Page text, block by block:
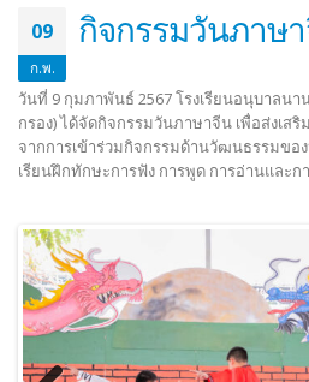
09
ก.พ.
กิจกรรมวันภาษ
วันที่ 9 กุมภาพันธ์ 2567 โรงเรียนอนุบาลน
กรอง) ได้จัดกิจกรรมวันภาษาจีน เพื่อส่งเส
จากการเข้าร่วมกิจกรรมด้านวัฒนธรรมขอ
เรียนฝึกทักษะการฟัง การพูด การอ่านและ